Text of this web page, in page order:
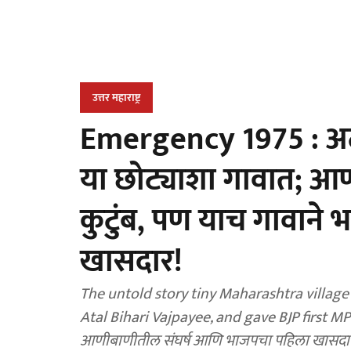
उत्तर महाराष्ट्र
Emergency 1975 :
या छोट्याशा गावात;
कुटुंब, पण याच गावाने
खासदार!
The untold story tiny Maharashtra
Atal Bihari Vajpayee, and gave BJP first
आणीबाणीतील संघर्ष आणि भाजपचा पहिला